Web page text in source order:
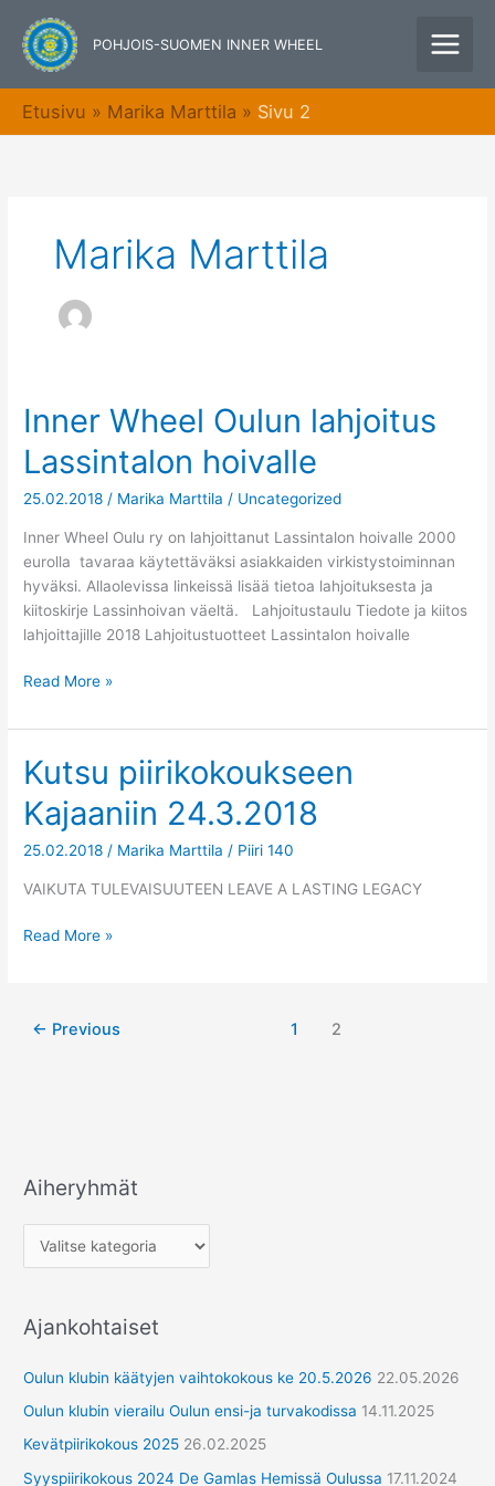
sisältöön
POHJOIS-SUOMEN INNER WHEEL
Etusivu Marika Marttila Sivu 2
Marika Marttila
Inner Wheel Oulun lahjoitus
Lassintalon hoivalle
25.02.2018 / Marika Marttila / Uncategorized
Inner Wheel Oulu ry on lahjoittanut Lassintalon hoivalle 2000
eurolla tavaraa käytettäväksi asiakkaiden virkistystoiminnan
hyväksi. Allaolevissa linkeissä lisää tietoa lahjoituksesta ja
kiitoskirje Lassinhoivan väeltä. Lahjoitustaulu Tiedote ja kiitos
lahjoittajille 2018 Lahjoitustuotteet Lassintalon hoivalle
Inner
Wheel
Oulun
Lassintalon
hoivalle
Read More »
Kutsu piirikokoukseen
Kajaaniin 24.3.2018
25.02.2018 / Marika Marttila / Piiri 140
VAIKUTA TULEVAISUUTEEN LEAVE A LASTING LEGACY
Kutsu
piirikokoukseen
Kajaaniin
24.3.2018
Read More »
← Previous 1 2
Aiheryhmät
A
e
y
t
Ajankohtaiset
Oulun klubin käätyjen vaihtokokous ke 20.5.2026 22.05.2026
Oulun klubin vierailu Oulun ensi-ja turvakodissa 14.11.2025
Kevätpiirikokous 2025 26.02.2025
Syyspiirikokous 2024 De Gamlas Hemissä Oulussa 17.11.2024